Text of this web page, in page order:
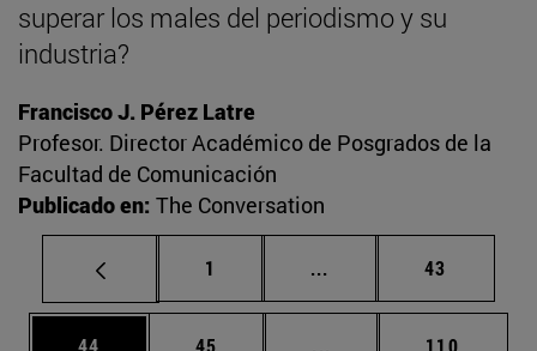
superar los males del periodismo y su
industria?
Francisco J. Pérez Latre
Profesor. Director Académico de Posgrados de la
Facultad de Comunicación
Publicado en: The Conversation
Página
1 ... Páginas intermedias
Página
43
Página
44 Página
45 ... Páginas intermedias
Página
110